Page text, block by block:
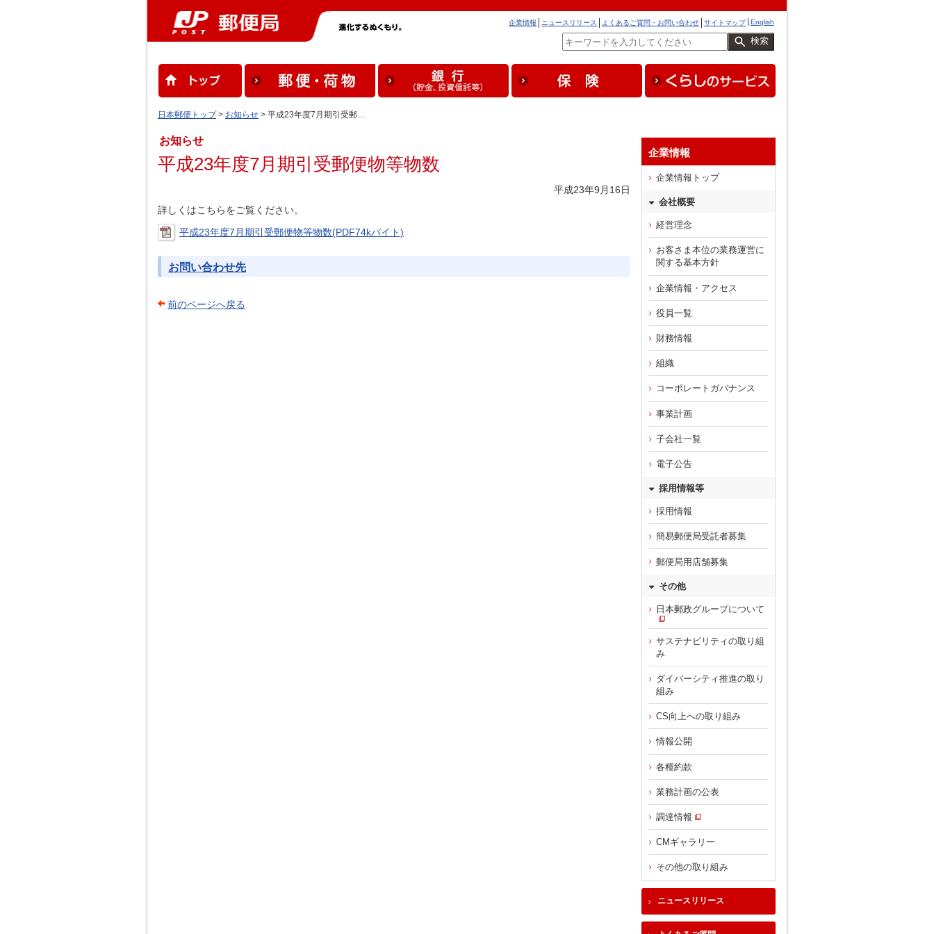
English
サイトマップ
よくあるご質問・お問い合わせ
ニュースリリース
企業情報
検索
日本郵便トップ> お知らせ > 平成23年度7月期引受郵…
お知らせ
平成23年度7月期引受郵便物等物数
平成23年9月16日
詳しくはこちらをご覧ください。
平成23年度7月期引受郵便物等物数(PDF74kバイト)
お問い合わせ先
前のページへ戻る
企業情報
企業情報トップ
会社概要
経営理念
お客さま本位の業務運営に
関する基本方針
企業情報・アクセス
役員一覧
財務情報
組織
コーポレートガバナンス
事業計画
子会社一覧
電子公告
採用情報等
採用情報
簡易郵便局受託者募集
郵便局用店舗募集
その他
日本郵政グループについて
サステナビリティの取り組
み
ダイバーシティ推進の取り
組み
CS向上への取り組み
情報公開
各種約款
業務計画の公表
調達情報
CMギャラリー
その他の取り組み
ニュースリリース